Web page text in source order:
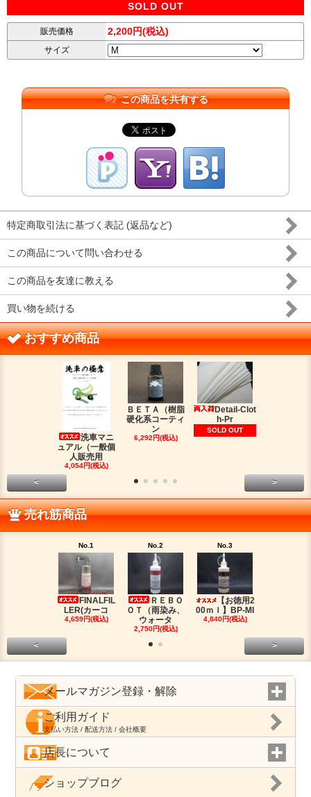
SOLD OUT
販売価格 2,200円(税込)
サイズ
この商品を共有する
特定商取引法に基づく表記 (返品など)
この商品について問い合わせる
この商品を友達に教える
買い物を続ける
おすすめ商品
洗車マニ
ュアル（一般個
人販売用
4,054円(税込)
ＢＥＴＡ（樹脂
硬化系コーティ
ン
6,292円(税込)
Detail-Clot
h-Pr
SOLD OUT
< >
売れ筋商品
No.1
FINALFIL
LER(カーコ
4,659円(税込)
No.2
ＲＥＢＯ
ＯＴ（雨染み、
ウォータ
2,750円(税込)
No.3
【お徳用2
00ｍｌ】BP-MI
4,840円(税込)
< >
メールマガジン登録・解除
ご利用ガイド
支払い方法 / 配送方法 / 会社概要
店長について
ショップブログ